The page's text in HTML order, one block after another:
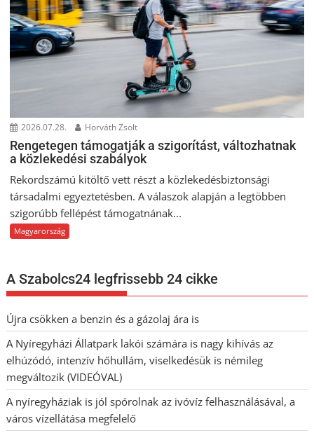
2026.07.28. Horváth Zsolt
Rengetegen támogatják a szigorítást, változhatnak
a közlekedési szabályok
Rekordszámú kitöltő vett részt a közlekedésbiztonsági
társadalmi egyeztetésben. A válaszok alapján a legtöbben
szigorúbb fellépést támogatnának...
Magyarország
A Szabolcs24 legfrissebb 24 cikke
Újra csökken a benzin és a gázolaj ára is
A Nyíregyházi Állatpark lakói számára is nagy kihívás az
elhúzódó, intenzív hőhullám, viselkedésük is némileg
megváltozik (VIDEÓVAL)
A nyíregyháziak is jól spórolnak az ivóvíz felhasználásával, a
város vízellátása megfelelő